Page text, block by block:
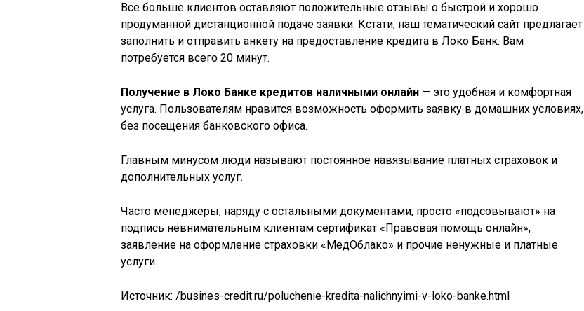
Все больше клиентов оставляют положительные отзывы о быстрой и хорошо
продуманной дистанционной подаче заявки. Кстати, наш тематический сайт предлагает
заполнить и отправить анкету на предоставление кредита в Локо Банк. Вам
потребуется всего 20 минут.
Получение в Локо Банке кредитов наличными онлайн — это удобная и комфортная
услуга. Пользователям нравится возможность оформить заявку в домашних условиях,
без посещения банковского офиса.
Главным минусом люди называют постоянное навязывание платных страховок и
дополнительных услуг.
Часто менеджеры, наряду с остальными документами, просто «подсовывают» на
подпись невнимательным клиентам сертификат «Правовая помощь онлайн»,
заявление на оформление страховки «МедОблако» и прочие ненужные и платные
услуги.
Источник: /busines-credit.ru/poluchenie-kredita-nalichnyimi-v-loko-banke.html